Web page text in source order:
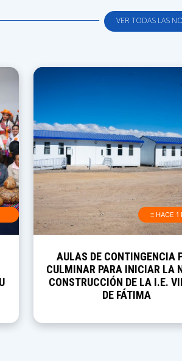
VER TODAS LAS
≡ HACE 1
AULAS DE CONTINGENCIA
CULMINAR PARA INICIAR LA
CONSTRUCCIÓN DE LA I.E.
DE FÁTIMA